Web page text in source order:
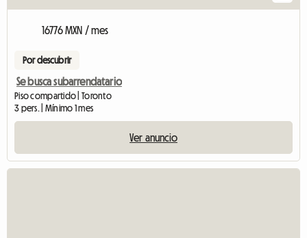
16776 MXN / mes
Por descubrir
Se busca subarrendatario
Piso compartido | Toronto
3 pers. | Mínimo 1 mes
Ver anuncio